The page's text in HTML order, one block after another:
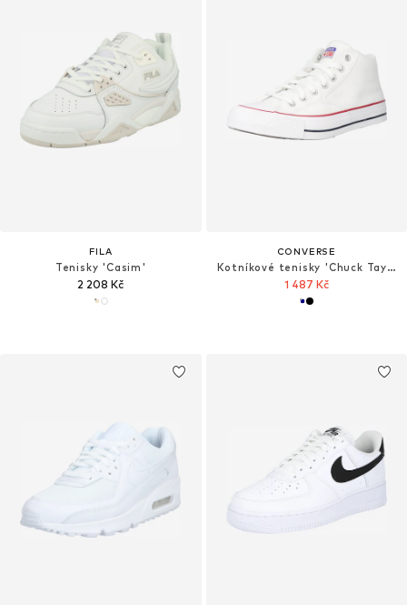
FILA
Tenisky 'Casim'
2 208 Kč
CONVERSE
Kotníkové tenisky 'Chuck Taylor All Star Malden Street'
1 487 Kč